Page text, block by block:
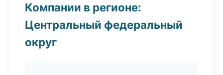
Компании в регионе:
Центральный федеральный
округ